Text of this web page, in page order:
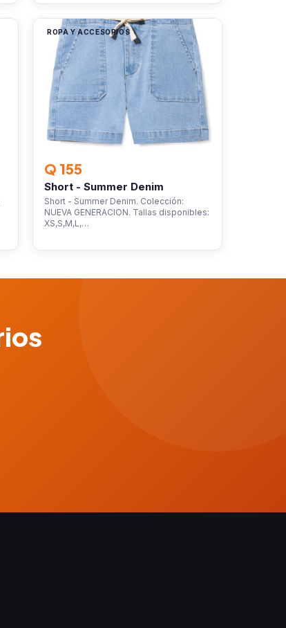
ROPA Y ACCESORIOS
Q 155
Short - Summer Denim
Short - Summer Denim. Colección:
NUEVA GENERACION. Tallas disponibles:
XS,S,M,L,…